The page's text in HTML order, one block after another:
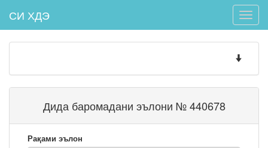
Toggle
СИ ХДЭ
Toggle
Дида баромадани эълони № 440678
Рақами эълон